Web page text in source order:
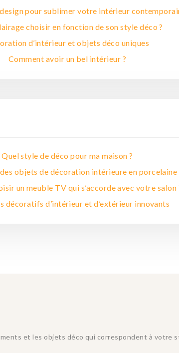
pour sublimer votre intérieur
choisir en fonction de son style déco ?
d’intérieur et objets déco uniques
Comment avoir un bel intérieur ?
Quel style de déco pour ma maison ?
objets de décoration intérieure en porcelaine
un meuble TV qui s’accorde avec votre salon
décoratifs d’intérieur et d’extérieur innovants
et les objets déco qui correspondent à votre